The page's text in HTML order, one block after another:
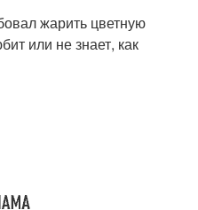
жарить цветную
или не знает, как